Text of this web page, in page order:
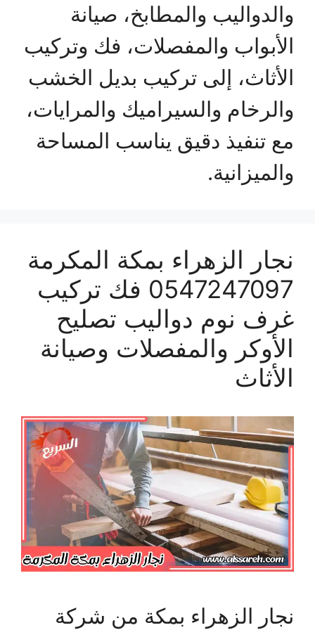
والدواليب والمطابخ، صيانة
الأبواب والمفصلات، فك وتركيب
الأثاث، إلى تركيب بديل الخشب
والرخام والسيراميك والمرايات،
مع تنفيذ دقيق يناسب المساحة
والميزانية.
نجار الزهراء بمكة المكرمة
0547247097 فك تركيب
غرف نوم دواليب تصليح
الأوكر والمفصلات وصيانة
الأثاث
نجار الزهراء بمكة من شركة